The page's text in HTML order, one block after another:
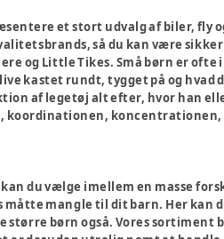
et stort udvalg af biler, fly
så du kan være
og Little Tikes. Små børn er
kastet rundt, tygget på og hvad
af legetøj alt efter, hvor han
koncentrationen,
du vælge imellem en masse
mangle til dit barn. Her
børn også. Vores sortiment